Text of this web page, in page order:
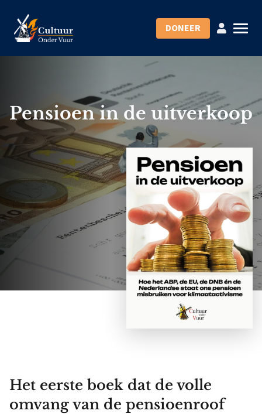
DONEER
Pensioen in de uitverkoop
Het eerste boek dat de volle
omvang van de pensioenroof